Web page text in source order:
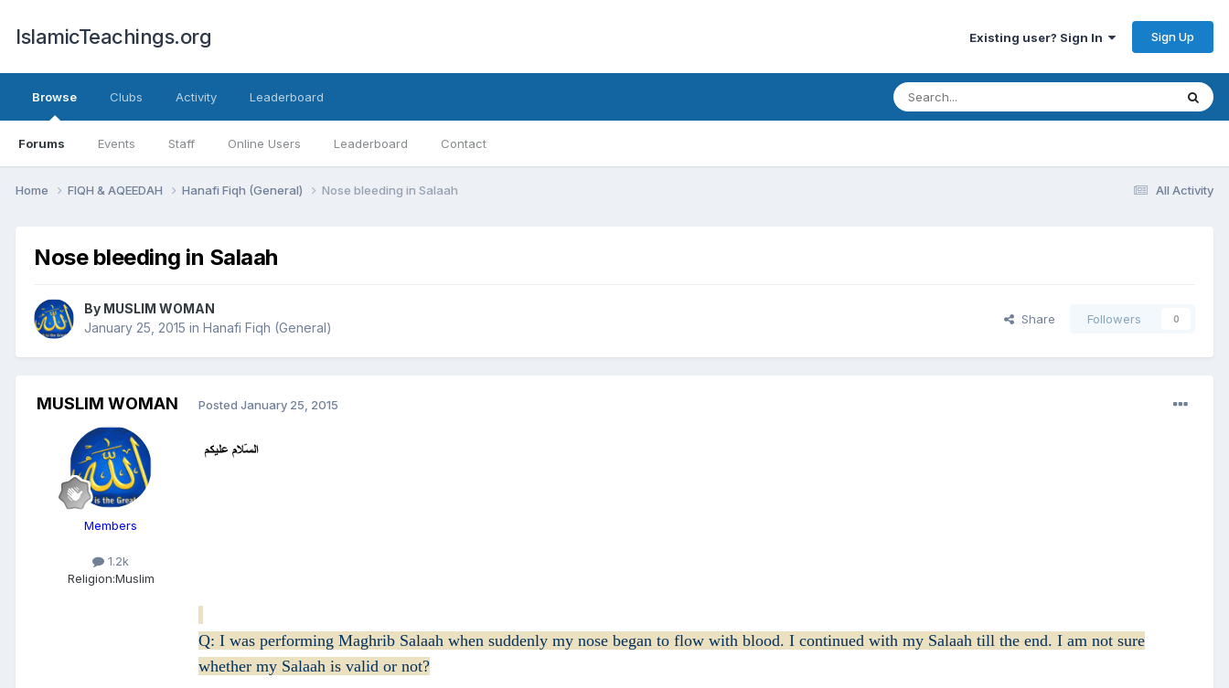
IslamicTeachings.org Existing user? Sign In Sign Up
Browse
Forums Events Staff Online Users Leaderboard Contact
Clubs Activity Leaderboard
All Activity
Home FIQH & AQEEDAH Hanafi Fiqh (General) Nose bleeding in Salaah
Nose bleeding in Salaah
By MUSLIM WOMAN
January 25, 2015 in Hanafi Fiqh (General)
Share Followers 0
MUSLIM WOMAN
Members
1.2k
Religion:Muslim
Posted January 25, 2015
Q: I was performing Maghrib Salaah when suddenly my nose began to flow with blood. I continued with my Salaah till the end. I am not sure
whether my Salaah is valid or not?